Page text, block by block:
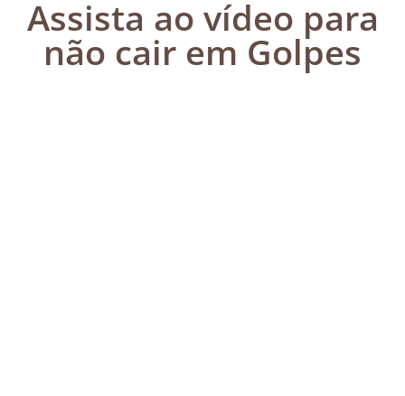
Assista ao vídeo para
não cair em Golpes